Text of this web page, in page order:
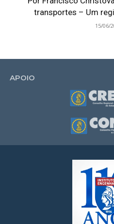
transportes – Um
15/06/
APOIO